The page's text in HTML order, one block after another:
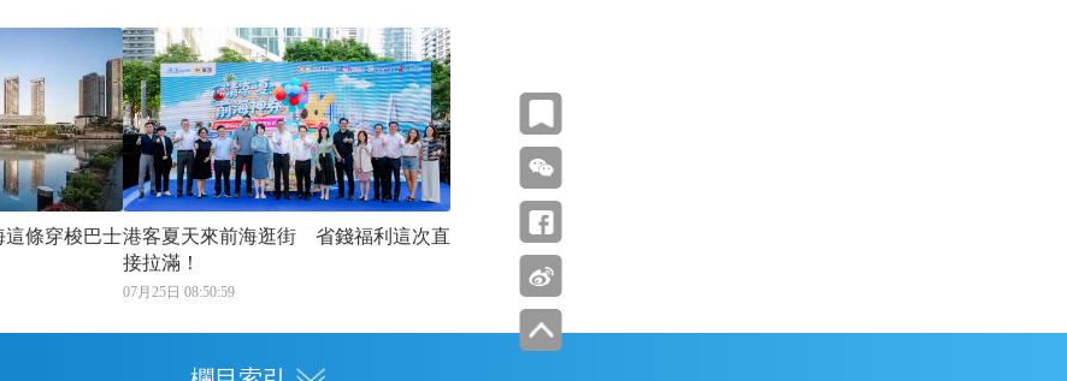
這條穿梭巴士港客夏天來前海逛街 省錢福利這次直
接拉滿！
07月25日 08:50:59